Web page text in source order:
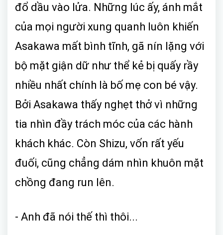
đổ dầu vào lửa. Những lúc ấy, ánh mắt
của mọi người xung quanh luôn khiến
Asakawa mất bình tĩnh, gã nín lặng với
bộ mặt giận dữ như thể kẻ bị quấy rầy
nhiều nhất chính là bố mẹ con bé vậy.
Bởi Asakawa thấy nghẹt thở vì những
tia nhìn đầy trách móc của các hành
khách khác. Còn Shizu, vốn rất yếu
đuối, cũng chẳng dám nhìn khuôn mặt
chồng đang run lên.
- Anh đã nói thế thì thôi...